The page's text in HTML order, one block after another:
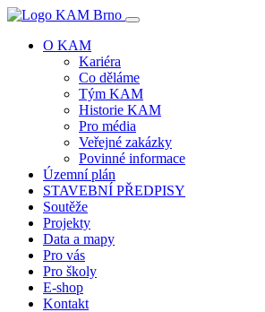
O KAM
Kariéra
Co děláme
Tým KAM
Historie KAM
Pro média
Veřejné zakázky
Povinné informace
Územní plán
STAVEBNÍ PŘEDPISY
Soutěže
Projekty
Data a mapy
Pro vás
Pro školy
E-shop
Kontakt